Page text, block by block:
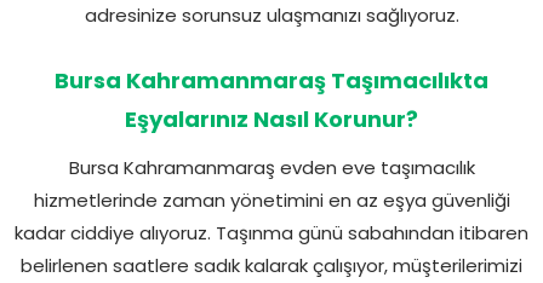
adresinize sorunsuz ulaşmanızı sağlıyoruz.
Bursa Kahramanmaraş Taşımacılıkta
Eşyalarınız Nasıl Korunur?
Bursa Kahramanmaraş evden eve taşımacılık
hizmetlerinde zaman yönetimini en az eşya güvenliği
kadar ciddiye alıyoruz. Taşınma günü sabahından itibaren
belirlenen saatlere sadık kalarak çalışıyor, müşterilerimizi